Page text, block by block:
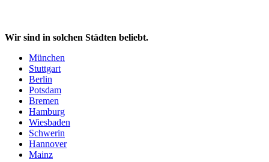
Wir sind in solchen Städten beliebt.
München
Stuttgart
Berlin
Potsdam
Bremen
Hamburg
Wiesbaden
Schwerin
Hannover
Mainz